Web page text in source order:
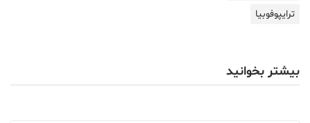
ترایپوفوبیا
بیشتر بخوانید